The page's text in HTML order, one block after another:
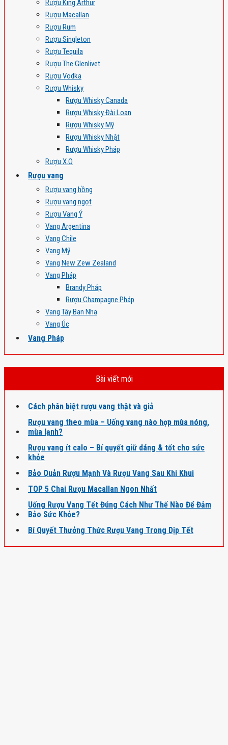
Rượu King Arthur
Rượu Macallan
Rượu Rum
Rượu Singleton
Rượu Tequila
Rượu The Glenlivet
Rượu Vodka
Rượu Whisky
Rượu Whisky Canada
Rượu Whisky Đài Loan
Rượu Whisky Mỹ
Rượu Whisky Nhật
Rượu Whisky Pháp
Rượu X.O
Rượu vang
Rượu vang hồng
Rượu vang ngọt
Rượu Vang Ý
Vang Argentina
Vang Chile
Vang Mỹ
Vang New Zew Zealand
Vang Pháp
Brandy Pháp
Rượu Champagne Pháp
Vang Tây Ban Nha
Vang Úc
Vang Pháp
Bài viết mới
Cách phân biệt rượu vang thật và giả
Rượu vang theo mùa – Uống vang nào hợp mùa nóng,
mùa lạnh?
Rượu vang ít calo – Bí quyết giữ dáng & tốt cho sức
khỏe
Bảo Quản Rượu Mạnh Và Rượu Vang Sau Khi Khui
TOP 5 Chai Rượu Macallan Ngon Nhất
Uống Rượu Vang Tết Đúng Cách Như Thế Nào Để Đảm
Bảo Sức Khỏe?
Bí Quyết Thưởng Thức Rượu Vang Trong Dịp Tết